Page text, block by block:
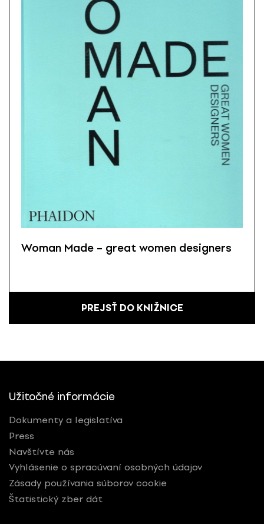
Woman Made – great women designers
PREJSŤ DO KNIŽNICE
Užitočné informácie
Dokumenty a legislatíva
Press
Navštívte nás
Vyhlásenie o spracúvaní osobných údajov
Zásady používania súborov cookie
Štatistický zber dát